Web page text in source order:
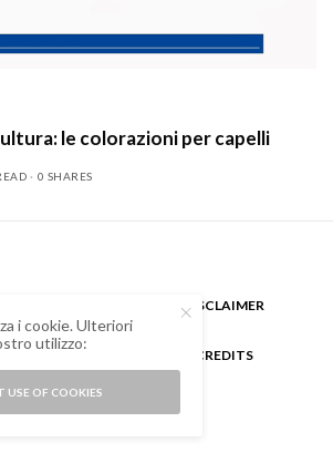
le colorazioni per capelli
0 SHARES
DISCLAIMER
CREDITS
i cookie. Ulteriori
utilizzo:
USE OF COOKIES